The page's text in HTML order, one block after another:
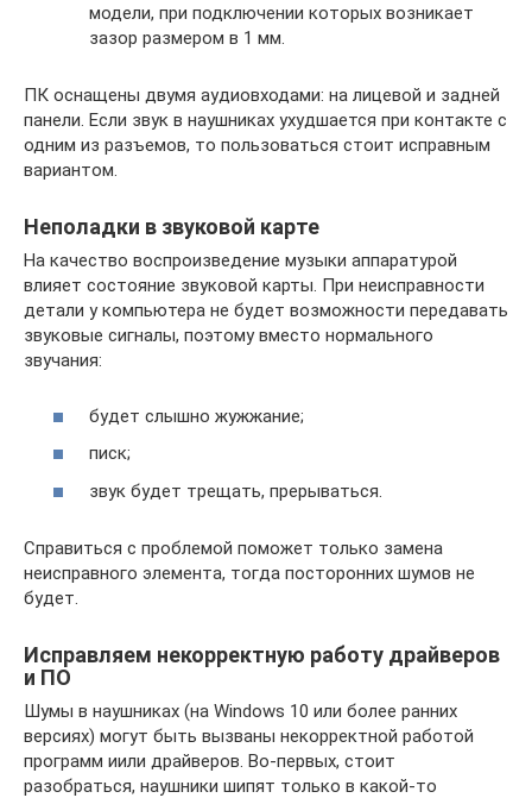
модели, при подключении которых возникает
зазор размером в 1 мм.
ПК оснащены двумя аудиовходами: на лицевой и задней
панели. Если звук в наушниках ухудшается при контакте с
одним из разъемов, то пользоваться стоит исправным
вариантом.
Неполадки в звуковой карте
На качество воспроизведение музыки аппаратурой
влияет состояние звуковой карты. При неисправности
детали у компьютера не будет возможности передавать
звуковые сигналы, поэтому вместо нормального
звучания:
будет слышно жужжание;
писк;
звук будет трещать, прерываться.
Справиться с проблемой поможет только замена
неисправного элемента, тогда посторонних шумов не
будет.
Исправляем некорректную работу драйверов
и ПО
Шумы в наушниках (на Windows 10 или более ранних
версиях) могут быть вызваны некорректной работой
программ иили драйверов. Во-первых, стоит
разобраться, наушники шипят только в какой-то